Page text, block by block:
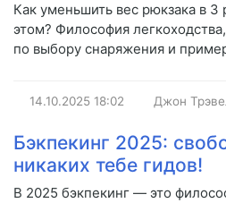
Как уменьшить вес рюкзака в 3
этом? Философия
по выбору снаряжения и
14.10.2025 18:02 Джон
Бэкпекинг 2025:
никаких тебе гидов!
В 2025 бэкпекинг — это